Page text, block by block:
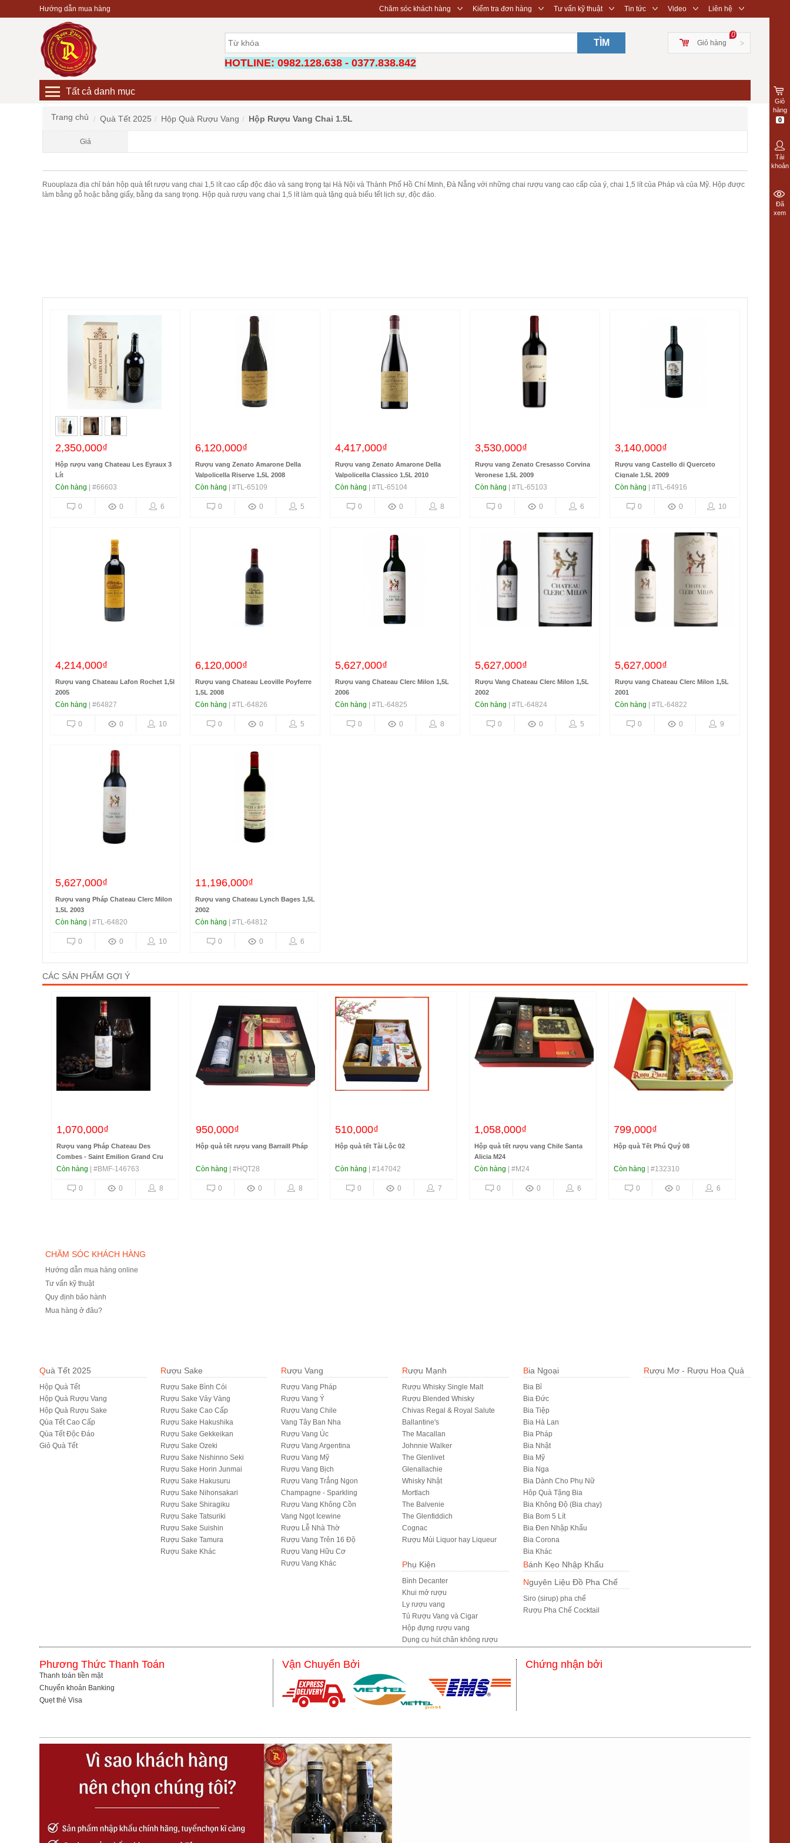
Hướng dẫn mua hàng ◇
Chăm sóc khách hàng ◇
Kiểm tra đơn hàng ◇
Tư vấn kỹ thuật ◇
Tin tức ◇
Video ◇
Liên hệ
TÌM >
0
Giỏ hàng
HOTLINE: 0982.128.638 - 0377.838.842
Tất cả danh mục
Trang chủ Quà Tết 2025 Hộp Quà Rượu Vang Hộp Rượu Vang Chai 1.5L
Giá
Ruouplaza địa chỉ bán hộp quà tết rượu vang chai 1,5 lít cao cấp độc đáo và sang trọng tại Hà Nội và Thành Phố Hồ Chí Minh, Đà Nẵng với những chai rượu vang cao cấp của ý, chai 1,5 lít của Pháp và của Mỹ. Hộp được
làm bằng gỗ hoặc bằng giấy, bằng da sang trọng. Hộp quà rượu vang chai 1,5 lít làm quà tặng quà biếu tết lịch sự, độc đáo.
2,350,000₫
Hộp rượu vang Chateau Les Eyraux 3
Lít
Còn hàng | #66603
6
0
0
6,120,000₫
Rượu vang Zenato Amarone Della
Valpolicella Riserve 1,5L 2008
Còn hàng | #TL-65109
5
0
0
4,417,000₫
Rượu vang Zenato Amarone Della
Valpolicella Classico 1,5L 2010
Còn hàng | #TL-65104
8
0
0
3,530,000₫
Rượu vang Zenato Cresasso Corvina
Veronese 1,5L 2009
Còn hàng | #TL-65103
6
0
0
3,140,000₫
Rượu vang Castello di Querceto
Cignale 1,5L 2009
Còn hàng | #TL-64916
10
0
0
4,214,000₫
Rượu vang Chateau Lafon Rochet 1,5l
2005
Còn hàng | #64827
10
0
0
6,120,000₫
Rượu vang Chateau Leoville Poyferre
1,5L 2008
Còn hàng | #TL-64826
5
0
0
5,627,000₫
Rượu vang Chateau Clerc Milon 1,5L
2006
Còn hàng | #TL-64825
8
0
0
5,627,000₫
Rượu Vang Chateau Clerc Milon 1,5L
2002
Còn hàng | #TL-64824
5
0
0
5,627,000₫
Rượu vang Chateau Clerc Milon 1,5L
2001
Còn hàng | #TL-64822
9
0
0
5,627,000₫
Rượu vang Pháp Chateau Clerc Milon
1,5L 2003
Còn hàng | #TL-64820
10
0
0
11,196,000₫
Rượu vang Chateau Lynch Bages 1,5L
2002
Còn hàng | #TL-64812
6
0
0
CÁC SẢN PHẨM GỢI Ý
1,070,000₫
Rượu vang Pháp Chateau Des
Combes - Saint Emilion Grand Cru
Còn hàng | #BMF-146763
8
0
0
950,000₫
Hộp quà tết rượu vang Barraill Pháp
Còn hàng | #HQT28
8
0
0
510,000₫
Hộp quà tết Tài Lộc 02
Còn hàng | #147042
7
0
0
1,058,000₫
Hộp quà tết rượu vang Chile Santa
Alicia M24
Còn hàng | #M24
6
0
0
799,000₫
Hộp quà Tết Phú Quý 08
Còn hàng | #132310
6
0
0
CHĂM SÓC KHÁCH HÀNG
Hướng dẫn mua hàng online
Tư vấn kỹ thuật
Quy định bảo hành
Mua hàng ở đâu?
Quà Tết 2025
Hộp Quà Tết
Hộp Quà Rượu Vang
Hộp Quà Rượu Sake
Qùa Tết Cao Cấp
Qùa Tết Độc Đáo
Giỏ Quà Tết
Rượu Sake
Rượu Sake Bình Cói
Rượu Sake Vảy Vàng
Rượu Sake Cao Cấp
Rượu Sake Hakushika
Rượu Sake Gekkeikan
Rượu Sake Ozeki
Rượu Sake Nishinno Seki
Rượu Sake Horin Junmai
Rượu Sake Hakusuru
Rượu Sake Nihonsakari
Rượu Sake Shiragiku
Rượu Sake Tatsuriki
Rượu Sake Suishin
Rượu Sake Tamura
R­ượu Sake Khác
Rượu Vang
Rượu Vang Pháp
Rượu Vang Ý
Rượu Vang Chile
Vang Tây Ban Nha
Rượu Vang Úc
Rượu Vang Argentina
Rượu Vang Mỹ
Rượu Vang Bịch
Rượu Vang Trắng Ngon
Champagne - Sparkling
Rượu Vang Không Cồn
Vang Ngọt Icewine
Rượu Lễ Nhà Thờ
Rượu Vang Trên 16 Độ
Rượu Vang Hữu Cơ
Rượu Vang Khác
Rượu Mạnh
Rượu Whisky Single Malt
Rượu Blended Whisky
Chivas Regal & Royal Salute
Ballantine's
The Macallan
Johnnie Walker
The Glenlivet
Glenallachie
Whisky Nhật
Mortlach
The Balvenie
The Glenfiddich
Cognac
Rượu Mùi Liquor hay Liqueur
Bia Ngoại
Bia Bỉ
Bia Đức
Bia Tiệp
Bia Hà Lan
Bia Pháp
Bia Nhật
Bia Mỹ
Bia Nga
Bia Dành Cho Phụ Nữ
Hôp Quà Tặng Bia
Bia Không Độ (Bia chay)
Bia Bom 5 Lít
Bia Đen Nhập Khẩu
Bia Corona
Bia Khác
Rượu Mơ - Rượu Hoa Quả
Phụ Kiện
Bình Decanter
Khui mở rượu
Ly rượu vang
Tủ Rượu Vang và Cigar
Hộp đựng rượu vang
Dụng cụ hút chân không rượu
Bánh Kẹo Nhập Khẩu
Nguyên Liệu Đồ Pha Chế
Siro (sirup) pha chế
Rượu Pha Chế Cocktail
Phương Thức Thanh Toán
Thanh toán tiền mặt
Chuyển khoản Banking
Quẹt thẻ Visa
Vận Chuyển Bởi Chứng nhận bởi
Giỏ
hàng
0
Tài
khoản
Đã
xem